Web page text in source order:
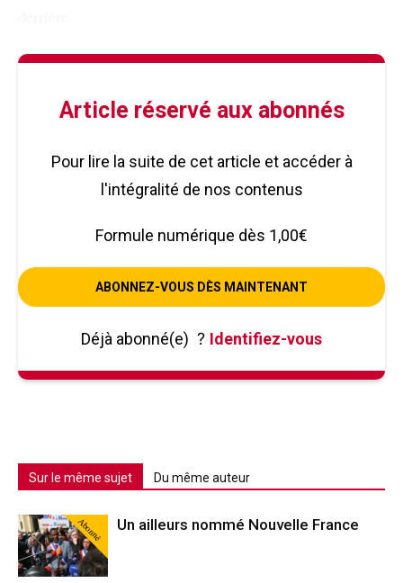
Article réservé aux abonnés
Pour lire la suite de cet article et accéder à
l'intégralité de nos contenus
Formule numérique dès 1,00€
ABONNEZ-VOUS DÈS MAINTENANT
Déjà abonné(e) ? Identifiez-vous
Sur le même sujet Du même auteur
Abonné Un ailleurs nommé Nouvelle France